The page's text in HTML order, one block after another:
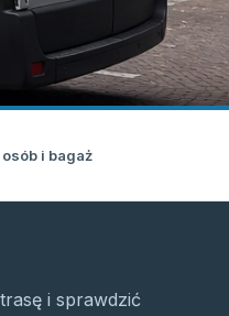
i bagaż
i sprawdzić